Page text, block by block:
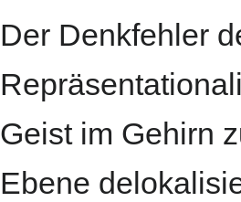
Der Denkfehler
Geist im Gehirn
Ebene